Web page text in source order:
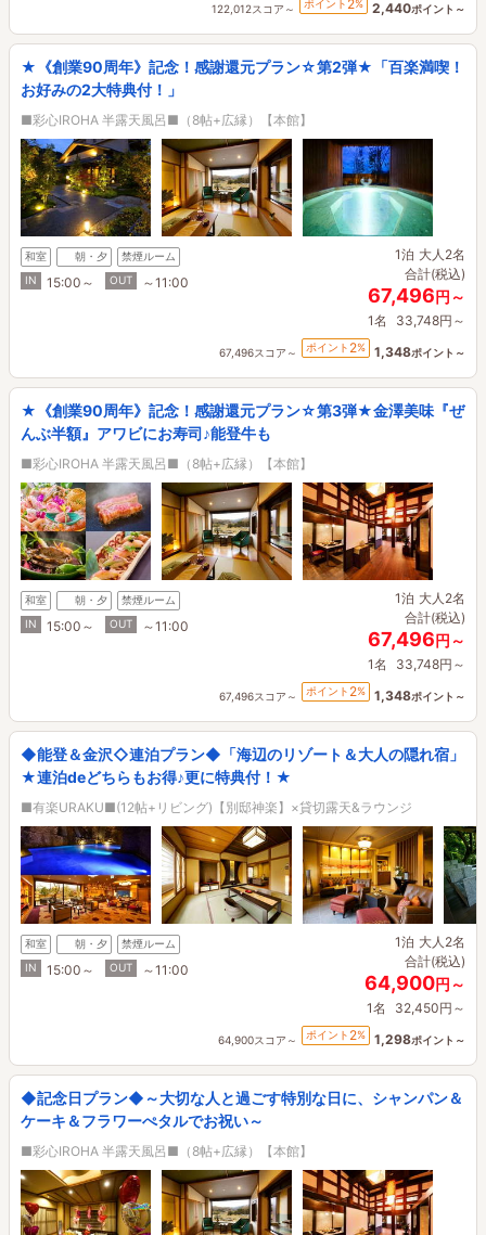
122,012スコア～ ポイント 2% 2,440ポイント～
★《創業90周年》記念！感謝還元プラン☆第2弾★「百楽満喫！
お好みの2大特典付！」
■彩心IROHA 半露天風呂■（8帖+広縁）【本館】
和室 朝・夕
禁煙ルーム
IN
15:00～ OUT ～11:00
1泊 大人2名
合計(税込)
67,496円～
1名 33,748円～
67,496スコア～ ポイント 2% 1,348ポイント～
★《創業90周年》記念！感謝還元プラン☆第3弾★金澤美味『ぜ
んぶ半額』アワビにお寿司♪能登牛も
■彩心IROHA 半露天風呂■（8帖+広縁）【本館】
和室 朝・夕
禁煙ルーム
IN
15:00～ OUT ～11:00
1泊 大人2名
合計(税込)
67,496円～
1名 33,748円～
67,496スコア～ ポイント 2% 1,348ポイント～
◆能登＆金沢◇連泊プラン◆「海辺のリゾート＆大人の隠れ宿」
★連泊deどちらもお得♪更に特典付！★
■有楽URAKU■(12帖+リビング)【別邸神楽】×貸切露天&ラウンジ
和室 朝・夕
禁煙ルーム
IN
15:00～ OUT ～11:00
1泊 大人2名
合計(税込)
64,900円～
1名 32,450円～
64,900スコア～ ポイント 2% 1,298ポイント～
◆記念日プラン◆～大切な人と過ごす特別な日に、シャンパン＆
ケーキ＆フラワーぺタルでお祝い～
■彩心IROHA 半露天風呂■（8帖+広縁）【本館】